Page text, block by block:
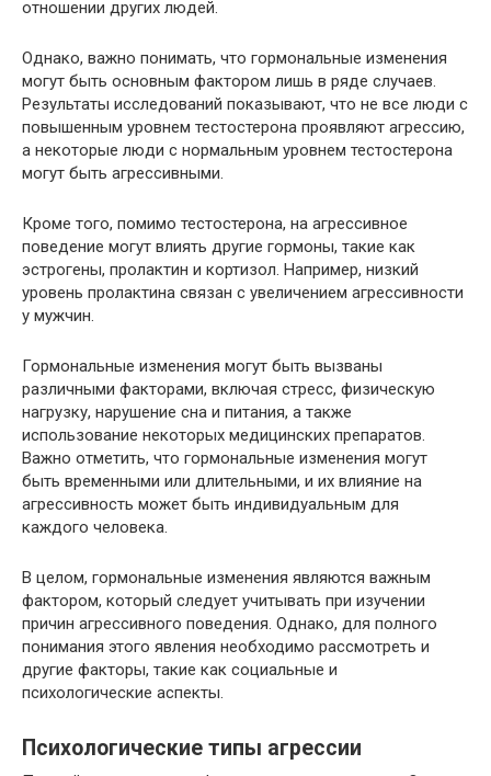
отношении других людей.
Однако, важно понимать, что гормональные изменения
могут быть основным фактором лишь в ряде случаев.
Результаты исследований показывают, что не все люди с
повышенным уровнем тестостерона проявляют агрессию,
а некоторые люди с нормальным уровнем тестостерона
могут быть агрессивными.
Кроме того, помимо тестостерона, на агрессивное
поведение могут влиять другие гормоны, такие как
эстрогены, пролактин и кортизол. Например, низкий
уровень пролактина связан с увеличением агрессивности
у мужчин.
Гормональные изменения могут быть вызваны
различными факторами, включая стресс, физическую
нагрузку, нарушение сна и питания, а также
использование некоторых медицинских препаратов.
Важно отметить, что гормональные изменения могут
быть временными или длительными, и их влияние на
агрессивность может быть индивидуальным для
каждого человека.
В целом, гормональные изменения являются важным
фактором, который следует учитывать при изучении
причин агрессивного поведения. Однако, для полного
понимания этого явления необходимо рассмотреть и
другие факторы, такие как социальные и
психологические аспекты.
Психологические типы агрессии